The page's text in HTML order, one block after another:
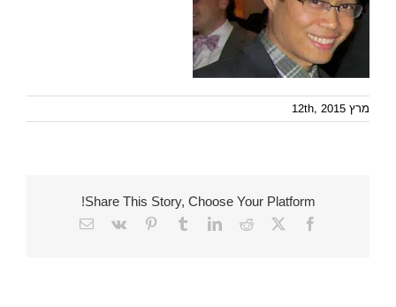
מרץ 12th, 2015
Share This Story, Choose Your Platform!
Facebook
X
Reddit
LinkedIn
Tumblr
Pinterest
Vk
Email